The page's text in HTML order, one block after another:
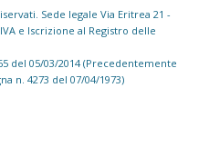
Sede legale Via Eritrea 21 -
e Iscrizione al Registro delle
del 05/03/2014 (Precedentemente
n. 4273 del 07/04/1973)